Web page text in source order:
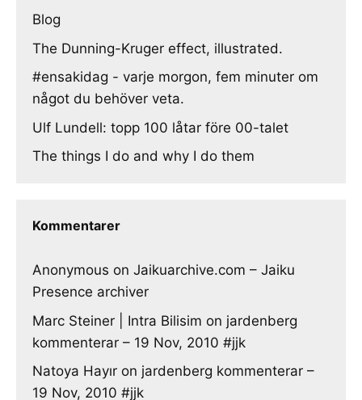
Blog
The Dunning-Kruger effect, illustrated.
#ensakidag - varje morgon, fem minuter om
något du behöver veta.
Ulf Lundell: topp 100 låtar före 00-talet
The things I do and why I do them
Kommentarer
Anonymous on Jaikuarchive.com – Jaiku
Presence archiver
Marc Steiner | Intra Bilisim on jardenberg
kommenterar – 19 Nov, 2010 #jjk
Natoya Hayır on jardenberg kommenterar –
19 Nov, 2010 #jjk